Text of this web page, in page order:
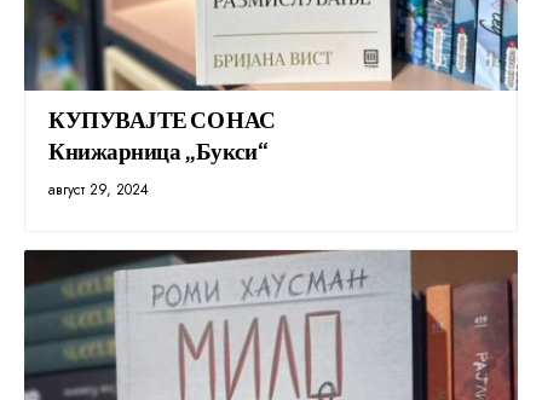
КУПУВАЈТЕ СО НАС
Книжарница „Букси“
август 29, 2024